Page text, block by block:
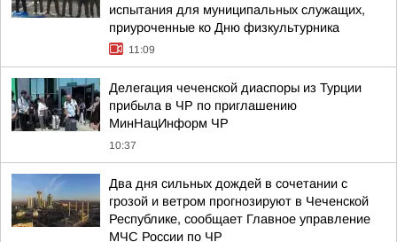
испытания для муниципальных служащих,
приуроченные ко Дню физкультурника
11:09
Делегация чеченской диаспоры из Турции
прибыла в ЧР по приглашению
МинНацИнформ ЧР
10:37
Два дня сильных дождей в сочетании с
грозой и ветром прогнозируют в Чеченской
Республике, сообщает Главное управление
МЧС России по ЧР